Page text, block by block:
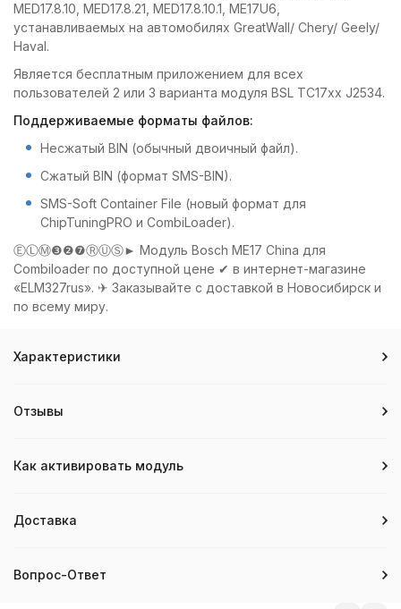
MED17.8.10, MED17.8.21, MED17.8.10.1, ME17U6,
устанавливаемых на автомобилях GreatWall/ Chery/ Geely/
Haval.
Является бесплатным приложением для всех
пользователей 2 или 3 варианта модуля BSL TC17xx J2534.
Поддерживаемые форматы файлов:
Несжатый BIN (обычный двоичный файл).
Сжатый BIN (формат SMS-BIN).
SMS-Soft Container File (новый формат для
ChipTuningPRO и CombiLoader).
ⒺⓁⓂ❸❷❼ⓇⓊⓈ► Модуль Bosch ME17 China для
Combiloader по доступной цене ✔ в интернет-магазине
«ELM327rus». ✈ Заказывайте с доставкой в Новосибирск и
по всему миру.
Характеристики
Отзывы
Как активировать модуль
Доставка
Вопрос-Ответ